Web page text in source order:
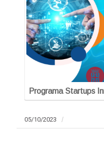
Programa Startups
05/10/2023 /